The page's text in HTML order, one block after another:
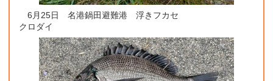
6月25日 名港鍋田避難港 浮きフカセ
クロダイ